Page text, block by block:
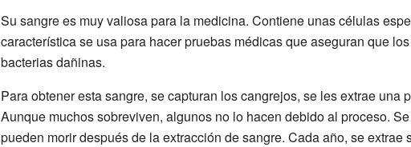
Su sangre es muy valiosa para la medicina. Contiene unas células
característica se usa para hacer pruebas médicas que aseguran que
bacterias dañinas.
Para obtener esta sangre, se capturan los cangrejos, se les extrae una
Aunque muchos sobreviven, algunos no lo hacen debido al proceso.
pueden morir después de la extracción de sangre. Cada año, se